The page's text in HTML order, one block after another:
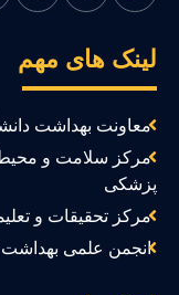
های مهم
معاونت بهداشت
مرکز سلامت و محیط
مرکز تحقیقات و
انجمن علمی بهداشت